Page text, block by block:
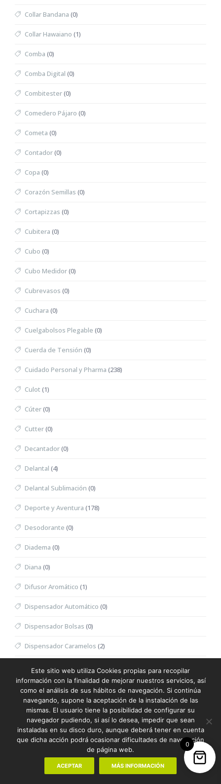
Collar Bandana (0)
Collar Hawaiano (1)
Comba (0)
Comba Digital (0)
Combitester(0)
Comedero Pájaro (0)
Cometa (0)
Contador(0)
Copa (0)
Corazón Semillas (0)
Cortapizzas (0)
Cubitera (0)
Cubo (0)
Cubo Medidor(0)
Cubrevasos (0)
Cuchara (0)
Cuelgabolsos Plegable (0)
Cuerda de Tensión (0)
Cuidado Personal y Pharma (238)
Culot (1)
Cúter(0)
Cutter(0)
Decantador(0)
Delantal (4)
Delantal Sublimación (0)
Deporte y Aventura (178)
Desodorante (0)
Diadema (0)
Diana (0)
Difusor Aromático (1)
Dispensador Automático (0)
Dispensador Bolsas (0)
Dispensador Caramelos (2)
Divot(0)
Dominó (0)
Doudou(0)
Dron (0)
Eau de Toilette Hombre
0
Este sitio web utiliza Cookies propias para recopilar
información con la finalidad de mejorar nuestros servicios, así
como el análisis de sus hábitos de navegación. Si continúa
navegando, supone la aceptación de la instalación de las
mismas. El usuario tiene la posibilidad de configurar su
navegador pudiendo, si así lo desea, impedir que sean
instaladas en su disco duro, aunque deberá tener en cuenta
que dicha acción podrá ocasionar dificultades de navegación
de página web.
ACEPTAR MÁS INFORMACIÓN